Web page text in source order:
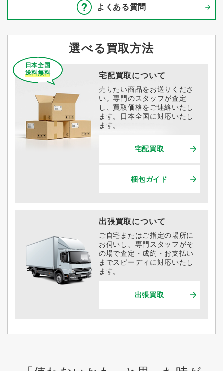
よくある質問
選べる買取方法
宅配買取について
日本全国
送料無料
売りたい商品をお送りくださ
い。専門のスタッフが査定
し、買取価格をご連絡いたし
ます。日本全国に対応いたし
ます。
宅配買取
梱包ガイド
出張買取について
ご自宅またはご指定の場所に
お伺いし、専門スタッフがそ
の場で査定・成約・お支払い
までスピーディに対応いたし
ます。
出張買取